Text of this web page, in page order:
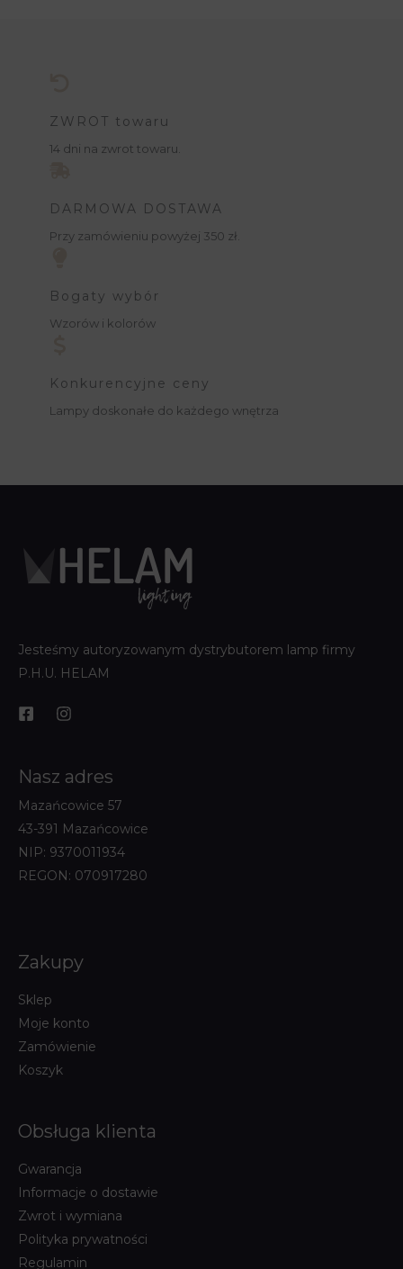
ZWROT towaru
14 dni na zwrot towaru.
DARMOWA DOSTAWA
Przy zamówieniu powyżej 350 zł.
Bogaty wybór
Wzorów i kolorów
Konkurencyjne ceny
Lampy doskonałe do każdego wnętrza
Jesteśmy autoryzowanym dystrybutorem lamp firmy
P.H.U. HELAM
Nasz adres
Mazańcowice 57
43-391 Mazańcowice
NIP: 9370011934
REGON: 070917280
Zakupy
Sklep
Moje konto
Zamówienie
Koszyk
Obsługa klienta
Gwarancja
Informacje o dostawie
Zwrot i wymiana
Polityka prywatności
Regulamin